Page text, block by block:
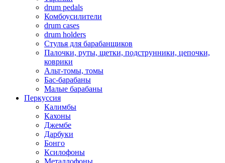
drum pedals
Комбоусилители
drum cases
drum holders
Стулья для барабанщиков
Палочки, руты, щетки, подструнники, цепочки,
коврики
Альт-томы, томы
Бас-барабаны
Малые барабаны
Перкуссия
Калимбы
Кахоны
Джембе
Дарбуки
Бонго
Ксилофоны
Металлофоны